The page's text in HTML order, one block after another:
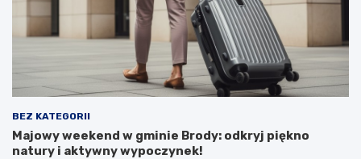
BEZ KATEGORII
Majowy weekend w gminie Brody: odkryj piękno
natury i aktywny wypoczynek!